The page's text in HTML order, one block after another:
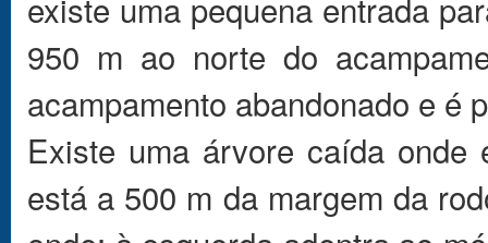
950 m ao norte do
acampamento abandonado e é
Existe uma árvore caída
está a 500 m da margem da